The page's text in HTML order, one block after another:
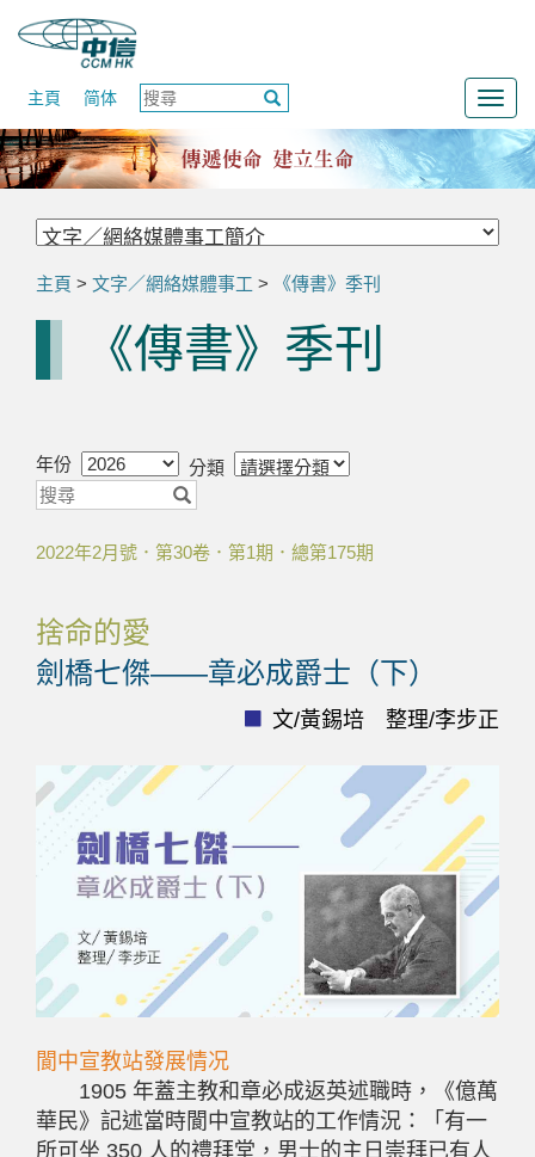
主頁 简体
主頁 > 文字／網絡媒體事工 > 《傳書》季刊
《傳書》季刊
年份 分類
2022年2月號．第30卷．第1期．總第175期
捨命的愛
劍橋七傑——章必成爵士（下）
文/黃錫培 整理/李步正
閬中宣教站發展情况
1905 年蓋主教和章必成返英述職時，《億萬
華民》記述當時閬中宣教站的工作情況：「有一
所可坐 350 人的禮拜堂，男士的主日崇拜已有人